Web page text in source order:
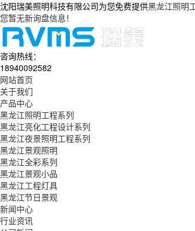
沈阳瑞美照明科技有限公司为您免费提供黑龙江照明
您暂无新询盘信息！
咨询热线：
18940092582
网站首页
关于我们
产品中心
黑龙江照明工程系列
黑龙江亮化工程设计系列
黑龙江夜景照明工程系列
黑龙江景观照明
黑龙江全彩系列
黑龙江景观小品
黑龙江工程灯具
黑龙江节日景观
新闻中心
行业资讯